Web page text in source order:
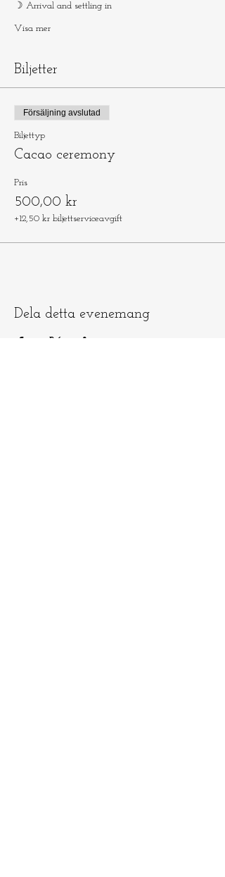
☽ Arrival and settling in
Visa mer
Biljetter
Försäljning avslutad
Biljettyp
Cacao ceremony
Pris
500,00 kr
+12,50 kr biljettserviceavgift
Dela detta evenemang